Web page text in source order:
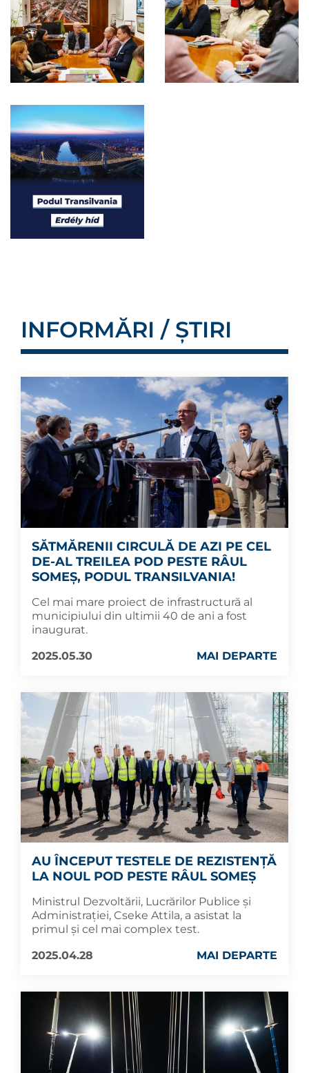
INFORMĂRI / ȘTIRI
SĂTMĂRENII CIRCULĂ DE AZI PE CEL
DE-AL TREILEA POD PESTE RÂUL
SOMEȘ, PODUL TRANSILVANIA!
Cel mai mare proiect de infrastructură al
municipiului din ultimii 40 de ani a fost
inaugurat.
2025.05.30
MAI DEPARTE
AU ÎNCEPUT TESTELE DE REZISTENȚĂ
LA NOUL POD PESTE RÂUL SOMEȘ
Ministrul Dezvoltării, Lucrărilor Publice și
Administrației, Cseke Attila, a asistat la
primul și cel mai complex test.
2025.04.28
MAI DEPARTE